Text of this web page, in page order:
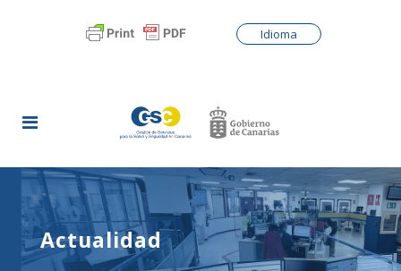
Idioma
Actualidad